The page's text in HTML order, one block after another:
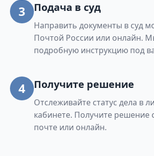
3 Подача в суд
Направить документы в суд
Почтой России или онлайн.
подробную инструкцию под
4 Получите решение
Отслеживайте статус дела в
кабинете. Получите решение
почте или онлайн.